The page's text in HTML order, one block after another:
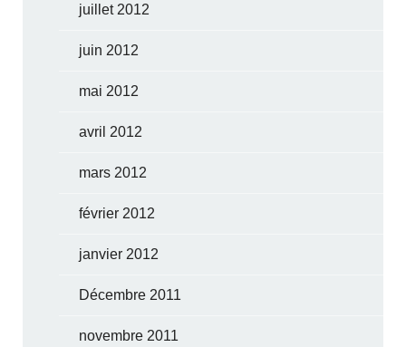
juillet 2012
juin 2012
mai 2012
avril 2012
mars 2012
février 2012
janvier 2012
Décembre 2011
novembre 2011